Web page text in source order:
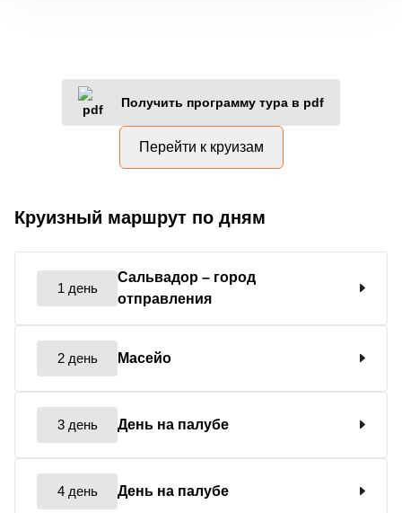
Получить программу тура в pdf
Перейти к круизам
Круизный маршрут по дням
1 день
Сальвадор – город
отправления
2 день Масейо
3 день День на палубе
4 день День на палубе